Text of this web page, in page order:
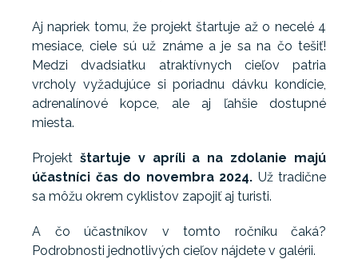
Aj napriek tomu, že projekt štartuje až o necelé 4
mesiace, ciele sú už známe a je sa na čo tešiť!
Medzi dvadsiatku atraktívnych cieľov patria
vrcholy vyžadujúce si poriadnu dávku kondície,
adrenalínové kopce, ale aj ľahšie dostupné
miesta.
Projekt štartuje v apríli a na zdolanie majú
účastníci čas do novembra 2024. Už tradične
sa môžu okrem cyklistov zapojiť aj turisti.
A čo účastníkov v tomto ročníku čaká?
Podrobnosti jednotlivých cieľov nájdete v galérii.